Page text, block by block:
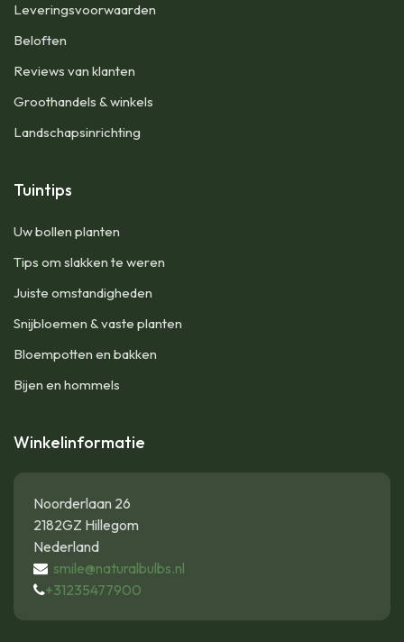
Leveringsvoorwaarden
Beloften
Reviews van klanten
Groothandels & winkels
Landschapsinrichting
Tuintips
Uw bollen planten
Tips om slakken te weren
Juiste omstandigheden
Snijbloemen & vaste planten
Bloempotten en bakken
Bijen en hommels
Winkelinformatie
Noorderlaan 26
2182GZ Hillegom
Nederland
smile@naturalbulbs.nl
+31235477900